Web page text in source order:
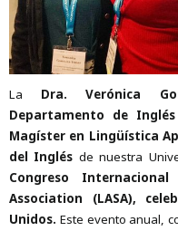
La Dra. Verónica
Departamento de
Magíster en Lingüística
del Inglés de nuestra
Congreso
Association (LASA),
Unidos. Este evento anual,